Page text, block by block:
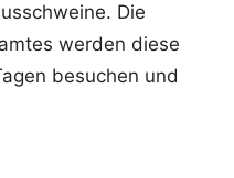
Die
werden diese
besuchen und